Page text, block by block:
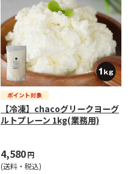
【冷凍】chacoグリークヨーグ
ルトプレーン 1kg(業務用)
4,580円
(送料・税込)